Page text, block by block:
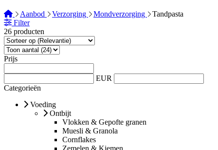
Aanbod Verzorging Mondverzorging
Tandpasta
Filter
26 producten
Prijs
EUR
Categorieën
Voeding
Ontbijt
Vlokken & Gepofte granen
Muesli & Granola
Cornflakes
Zemelen & Kiemen